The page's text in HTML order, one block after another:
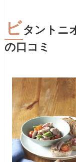
ビタントニ
の口コミ